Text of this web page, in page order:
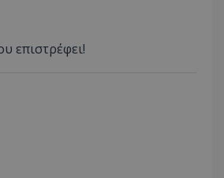
επιστρέφει!